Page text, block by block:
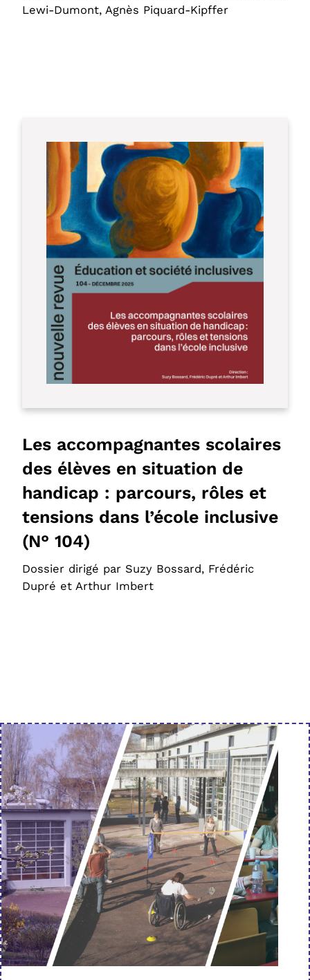
Lewi-Dumont, Agnès Piquard-Kipffer
Les accompagnantes scolaires
des élèves en situation de
handicap : parcours, rôles et
tensions dans l’école inclusive
(N° 104)
Dossier dirigé par Suzy Bossard, Frédéric
Dupré et Arthur Imbert